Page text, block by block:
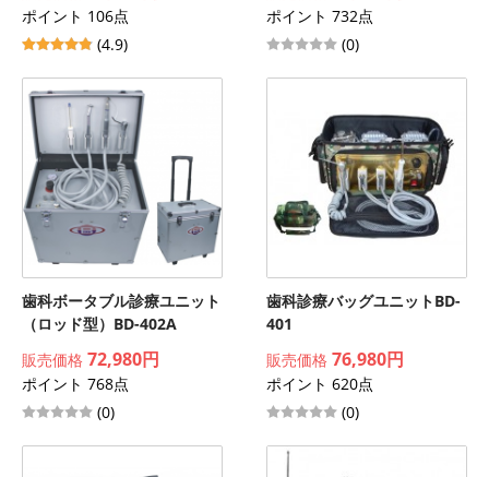
ポイント 106点
(4.9)
ポイント 732点
(0)
歯科ボータブル診療ユニット
（ロッド型）BD-402A
販売価格 72,980円
ポイント 768点
(0)
歯科診療バッグユニットBD-
401
販売価格 76,980円
ポイント 620点
(0)